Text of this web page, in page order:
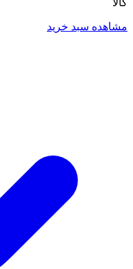
کالا
مشاهده سبد خرید